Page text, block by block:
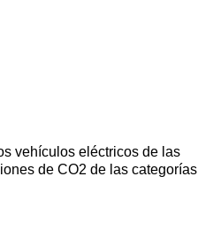
vehículos eléctricos de las
de CO2 de las categorías